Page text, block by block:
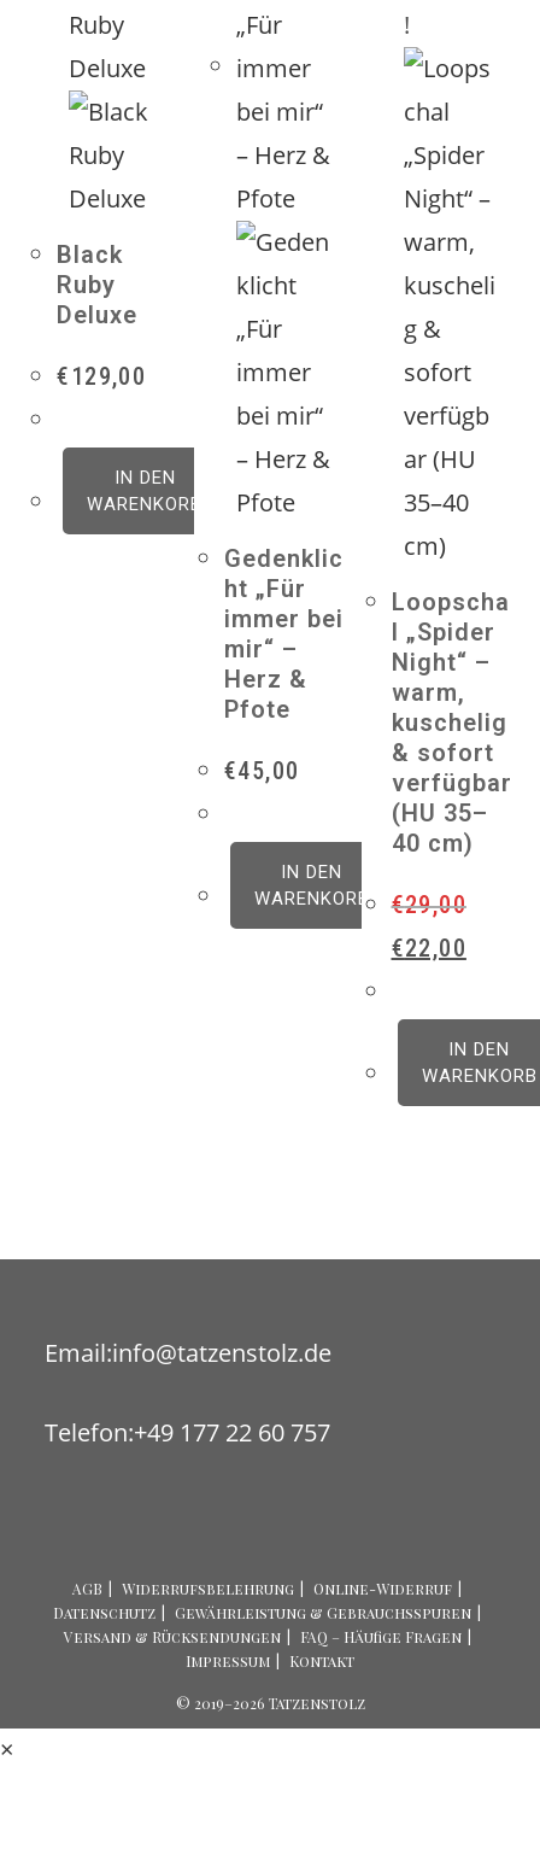
Black
Ruby
Deluxe
€ 129,00
IN DEN
WARENKORB
Gedenklic
ht „Für
immer bei
mir“ –
Herz &
Pfote
€45,00
IN DEN
WARENKORB
!
Loopscha
l „Spider
Night“ –
warm,
kuschelig
& sofort
verfügbar
(HU 35–
40 cm)
€29,00
Ursprünglicher
Preis
€22,00Preis
IN DEN
WARENKORB
Email:info@tatzenstolz.de
Telefon:+49 177 22 60 757
AGB Widerrufsbelehrung
Online-Widerruf
Datenschutz
Gewährleistung & Gebrauchsspuren
Versand & Rücksendungen
FAQ – Häufige Fragen
Impressum
Kontakt
© 2019–2026 Tatzenstolz
×